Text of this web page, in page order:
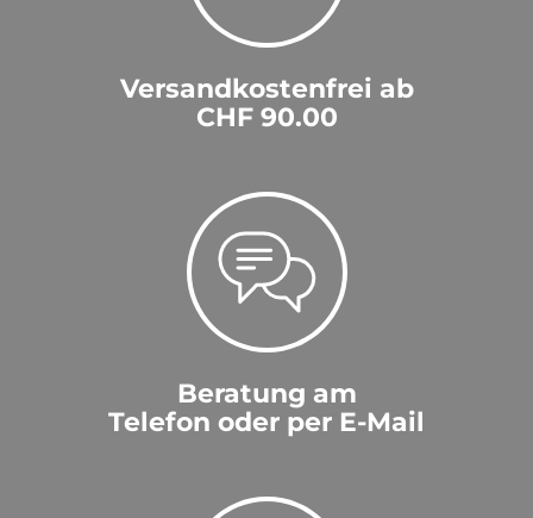
Versandkostenfrei ab
CHF 90.00
Beratung am
Telefon oder per E-Mail